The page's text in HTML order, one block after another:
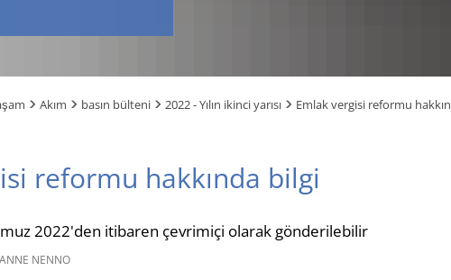
Akım basın bülteni 2022 - Yılın ikinci yarısı Emlak vergisi reformu
reformu hakkında bilgi
2022'den itibaren çevrimiçi olarak gönderilebilir
NENNO